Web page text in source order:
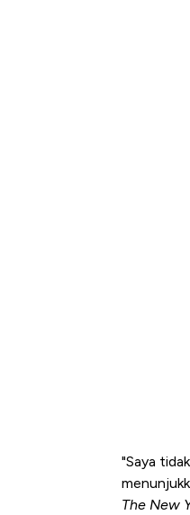
"Saya
The New